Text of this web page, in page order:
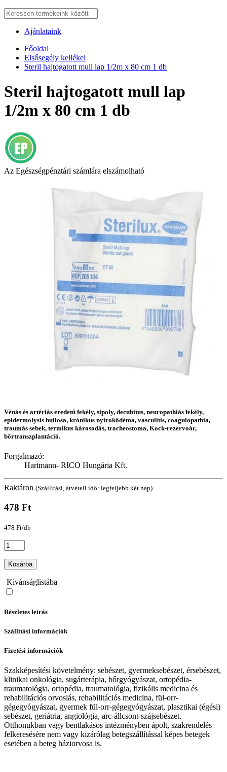
Ajánlataink
Főoldal
Elsősegély kellékei
Steril hajtogatott mull lap 1/2m x 80 cm 1 db
Steril hajtogatott mull lap
1/2m x 80 cm 1 db
Az Egészségpénztári számlára elszámolható
Vénás és artériás eredetű fekély, sipoly, decubitus, neuropathiás fekély,
epidermolysis bullosa, krónikus nyiroködéma, vasculitis, coagulopathia,
traumás sebek, termikus károsodás, tracheostoma, Kock-rezervoár,
bőrtranszplantáció.
Forgalmazó:
Hartmann- RICO Hungária Kft.
Raktáron (Szállítási, átvételi idő: legfeljebb két nap)
478 Ft
478 Ft/db
Kosárba
Kívánságlistába
Részletes leírás
Szállítási információk
Fizetési információk
Szakképesítési követelmény: sebészet, gyermeksebészet, érsebészet,
klinikai onkológia, sugárterápia, bőrgyógyászat, ortopédia-
traumatológia, ortopédia, traumatológia, fizikális medicina és
rehabilitációs orvoslás, rehabilitációs medicina, fül-orr-
gégegyógyászat, gyermek fül-orr-gégegyógyászat, plasztikai (égési)
sebészet, geriátria, angiológia, arc-állcsont-szájsebészet.
Otthonukban vagy bentlakásos intézményben ápolt, szakrendelés
felkeresésére nem vagy kizárólag betegszállítással képes betegek
esetében a beteg háziorvosa is.